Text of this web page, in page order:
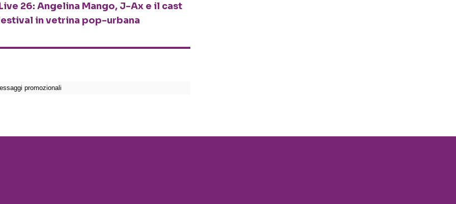
26: Angelina Mango, J-Ax e il cast
in vetrina pop-urbana